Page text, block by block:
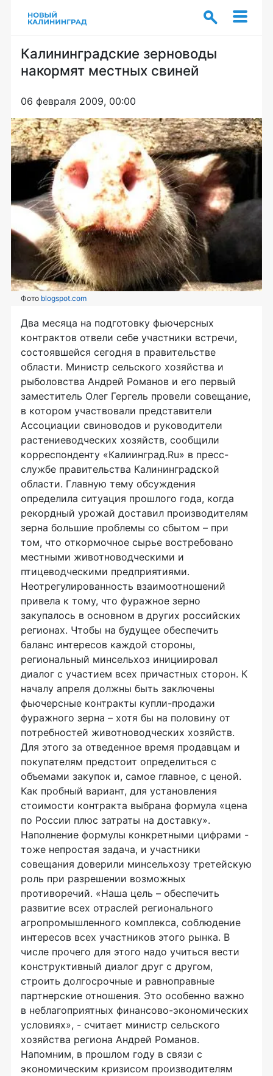
Калининградские зерноводы
накормят местных свиней
06 февраля 2009, 00:00
Фото blogspot.com
Два месяца на подготовку фьючерсных
контрактов отвели себе участники встречи,
состоявшейся сегодня в правительстве
области. Министр сельского хозяйства и
рыболовства Андрей Романов и его первый
заместитель Олег Гергель провели совещание,
в котором участвовали представители
Ассоциации свиноводов и руководители
растениеводческих хозяйств, сообщили
корреспонденту «Калиинград.Ru» в пресс-
службе правительства Калининградской
области. Главную тему обсуждения
определила ситуация прошлого года, когда
рекордный урожай доставил производителям
зерна большие проблемы со сбытом – при
том, что откормочное сырье востребовано
местными животноводческими и
птицеводческими предприятиями.
Неотрегулированность взаимоотношений
привела к тому, что фуражное зерно
закупалось в основном в других российских
регионах. Чтобы на будущее обеспечить
баланс интересов каждой стороны,
региональный минсельхоз инициировал
диалог с участием всех причастных сторон. К
началу апреля должны быть заключены
фьючерсные контракты купли-продажи
фуражного зерна – хотя бы на половину от
потребностей животноводческих хозяйств.
Для этого за отведенное время продавцам и
покупателям предстоит определиться с
объемами закупок и, самое главное, с ценой.
Как пробный вариант, для установления
стоимости контракта выбрана формула «цена
по России плюс затраты на доставку».
Наполнение формулы конкретными цифрами -
тоже непростая задача, и участники
совещания доверили минсельхозу третейскую
роль при разрешении возможных
противоречий. «Наша цель – обеспечить
развитие всех отраслей регионального
агропромышленного комплекса, соблюдение
интересов всех участников этого рынка. В
числе прочего для этого надо учиться вести
конструктивный диалог друг с другом,
строить долгосрочные и равноправные
партнерские отношения. Это особенно важно
в неблагоприятных финансово-экономических
условиях», - считает министр сельского
хозяйства региона Андрей Романов.
Напомним, в прошлом году в связи с
экономическим кризисом производителям